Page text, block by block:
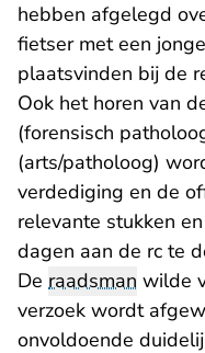
hebben afgelegd
fietser met een
plaatsvinden bij de
Ook het horen van
(forensisch
(arts/patholoog)
verdediging en de
relevante stukken
dagen aan de rc te
De raadsman wilde
verzoek wordt
onvoldoende